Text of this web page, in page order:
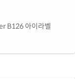
B126 아이라벨